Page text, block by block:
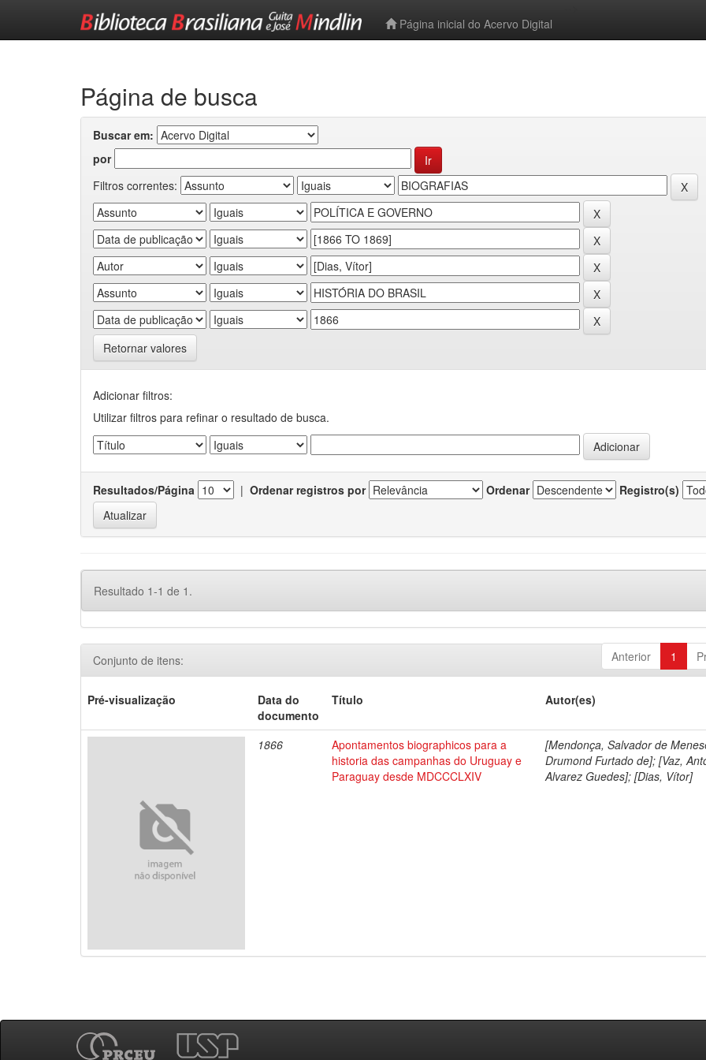
Página inicial do Acervo Digital
Página de busca
Buscar em:
por
Filtros correntes:
Retornar valores
Adicionar filtros:
Utilizar filtros para refinar o resultado de busca.
Resultados/Página | Ordenar registros por Ordenar Registro(s)
Resultado 1-1 de 1.
Anterior 1
Conjunto de itens:
Pré-visualização
Data do
documento
Título Autor(es)
1866
Apontamentos biographicos para a
historia das campanhas do Uruguay e
Paraguay desde MDCCCLXIV
[Mendonça, Salvador de
Drumond Furtado de]; [Vaz,
Alvarez Guedes]; [Dias, Vítor]